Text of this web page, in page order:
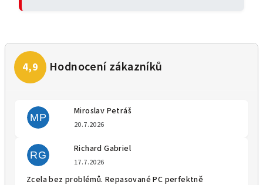
MP
Miroslav Petráš
20.7.2026
RG
Richard Gabriel
17.7.2026
Zcela bez problémů. Repasované PC perfektně